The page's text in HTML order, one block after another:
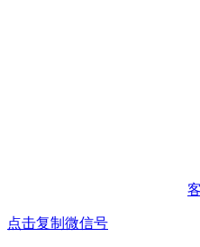
点击复制微信号